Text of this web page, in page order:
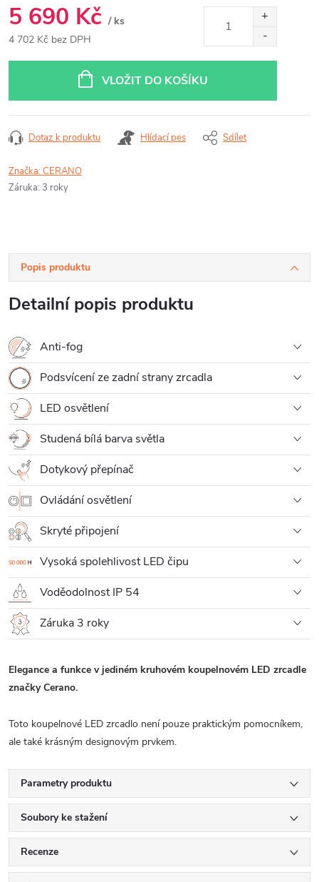
5 690 Kč / ks
4 702 Kč bez DPH
VLOŽIT DO KOŠÍKU
Dotaz k produktu Hlídací pes Sdílet
Značka:CERANO
Záruka: 3 roky
Popis produktu
Detailní popis produktu
Anti-fog
Podsvícení ze zadní strany zrcadla
LED osvětlení
Studená bílá barva světla
Dotykový přepínač
Ovládání osvětlení
Skryté připojení
Vysoká spolehlivost LED čipu
Voděodolnost IP 54
Záruka 3 roky
Elegance a funkce v jediném kruhovém koupelnovém LED zrcadle
značky Cerano.
Toto koupelnové LED zrcadlo není pouze praktickým pomocníkem,
ale také krásným designovým prvkem.
Parametry produktu
Soubory ke stažení
Recenze